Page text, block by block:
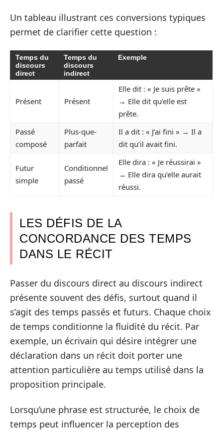
Un tableau illustrant ces conversions typiques
permet de clarifier cette question :
Temps du
discours
direct
Temps du
discours
indirect
Exemple
Présent Présent
Elle dit : « Je suis prête »
→ Elle dit qu’elle est
prête.
Passé
composé
Plus-que-
parfait
Il a dit : « J’ai fini » → Il a
dit qu’il avait fini.
Futur
simple
Conditionnel
passé
Elle dira : « Je réussirai »
→ Elle dira qu’elle aurait
réussi.
LES DÉFIS DE LA
CONCORDANCE DES TEMPS
DANS LE RÉCIT
Passer du discours direct au discours indirect
présente souvent des défis, surtout quand il
s’agit des temps passés et futurs. Chaque choix
de temps conditionne la fluidité du récit. Par
exemple, un écrivain qui désire intégrer une
déclaration dans un récit doit porter une
attention particulière au temps utilisé dans la
proposition principale.
Lorsqu’une phrase est structurée, le choix de
temps peut influencer la perception des